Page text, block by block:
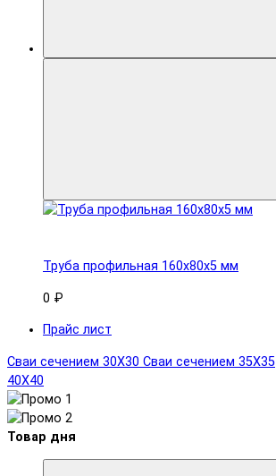
Труба профильная 160x80х5 мм
0 ₽
Прайс лист
Сваи сечением 30Х30 Сваи сечением 35Х35
40Х40
Товар дня